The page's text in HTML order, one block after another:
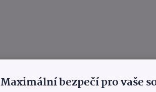
Maximální bezpečí pro vaše